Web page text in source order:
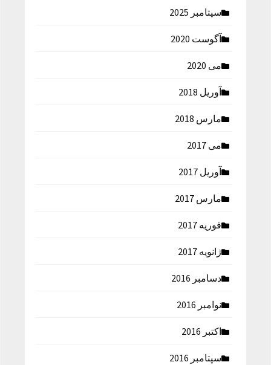
سپتامبر 2025
آگوست 2020
می 2020
آوریل 2018
مارس 2018
می 2017
آوریل 2017
مارس 2017
فوریه 2017
ژانویه 2017
دسامبر 2016
نوامبر 2016
اکتبر 2016
سپتامبر 2016